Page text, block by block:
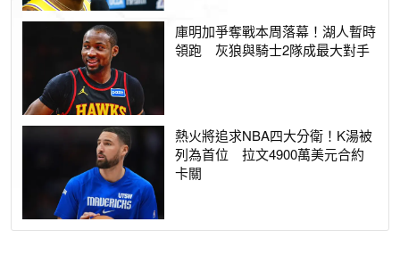
庫明加爭奪戰本周落幕！湖人暫時
領跑 灰狼與騎士2隊成最大對手
熱火將追求NBA四大分衛！K湯被
列為首位 拉文4900萬美元合約
卡關